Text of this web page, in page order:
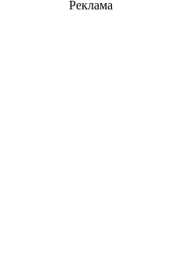
Реклама